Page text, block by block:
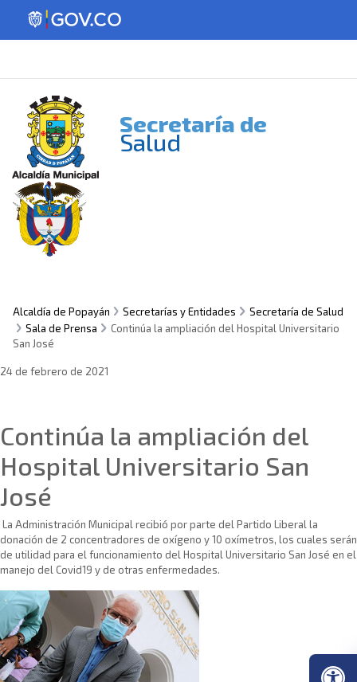
Secretaría de
Salud
Alcaldía de Popayán Secretarías y Entidades
Secretaría de Salud
Sala de Prensa
Continúa la ampliación del Hospital Universitario
San José
24 de febrero de 2021
Continúa la ampliación del
Hospital Universitario San
José
La Administración Municipal recibió por parte del Partido Liberal la
donación de 2 concentradores de oxígeno y 10 oxímetros, los cuales serán
de utilidad para el funcionamiento del Hospital Universitario San José en el
manejo del Covid19 y de otras enfermedades.